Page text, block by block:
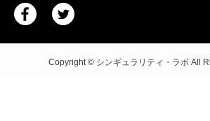
Copyright © シンギュラリティ・ラボ All